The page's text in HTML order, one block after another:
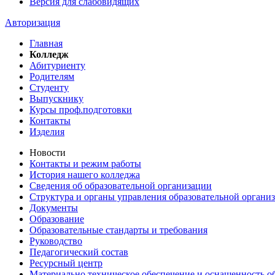
Авторизация
Главная
Колледж
Абитуриенту
Родителям
Студенту
Выпускнику
Курсы проф.подготовки
Контакты
Изделия
Новости
Контакты и режим работы
История нашего колледжа
Сведения об образовательной организации
Структура и органы управления образовательной
Документы
Образование
Образовательные стандарты и требования
Руководство
Педагогический состав
Ресурсный центр